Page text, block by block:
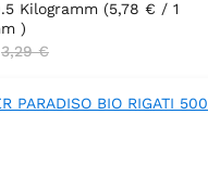
Kilogramm (5,78 € / 1
)
Regulärer Preis:
3,29 €